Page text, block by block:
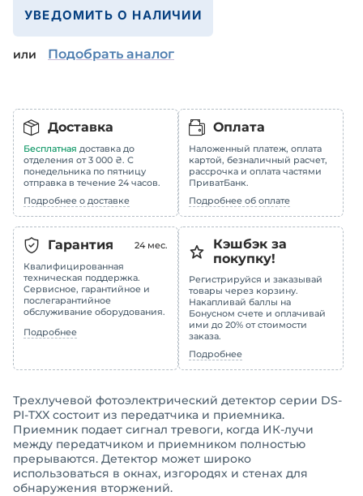
УВЕДОМИТЬ О НАЛИЧИИ
или Подобрать аналог
Доставка
Бесплатная доставка до
отделения от 3 000 ₴. С
понедельника по пятницу
отправка в течение 24 часов.
Подробнее о доставке
Оплата
Наложенный платеж, оплата
картой, безналичный расчет,
рассрочка и оплата частями
ПриватБанк.
Подробнее об оплате
Гарантия 24 мес.
Квалифицированная
техническая поддержка.
Сервисное, гарантийное и
послегарантийное
обслуживание оборудования.
Подробнее
Кэшбэк за
покупку!
Регистрируйся и заказывай
товары через корзину.
Накапливай баллы на
Бонусном счете и оплачивай
ими до 20% от стоимости
заказа.
Подробнее
Трехлучевой фотоэлектрический детектор серии DS-
PI-TXX состоит из передатчика и приемника.
Приемник подает сигнал тревоги, когда ИК-лучи
между передатчиком и приемником полностью
прерываются. Детектор может широко
использоваться в окнах, изгородях и стенах для
обнаружения вторжений.